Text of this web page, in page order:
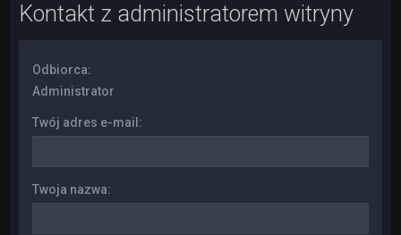
Kontakt z administratorem witryny
Odbiorca:
Administrator
Twój adres e-mail:
Twoja nazwa: